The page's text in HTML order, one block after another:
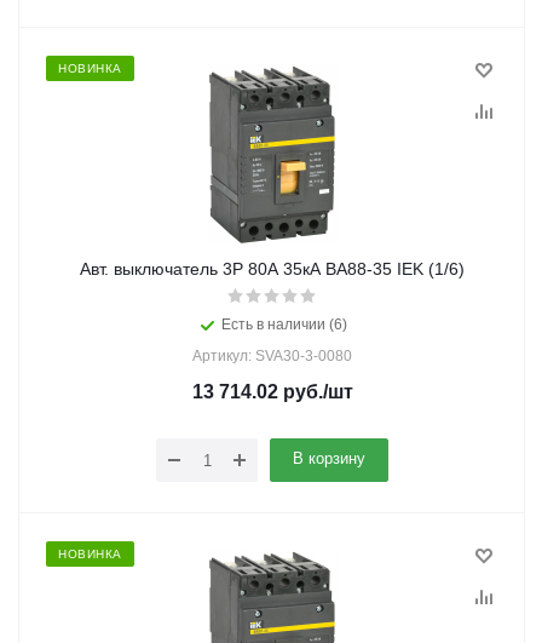
НОВИНКА
Авт. выключатель 3Р 80А 35кА ВА88-35 IEK (1/6)
Есть в наличии (6)
Артикул: SVA30-3-0080
13 714.02руб./шт
В корзину
НОВИНКА